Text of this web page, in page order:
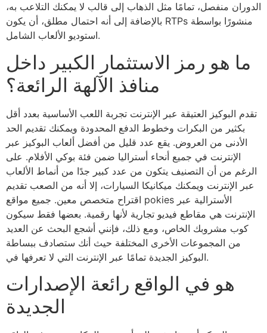
الدوران منفصل، تمامًا مثل الذهاب إلى قالب لا يمكنك التلاعب به،
بالإضافة إلى أنه احتمال مطلق، أن يكون RTPs منشورًا بواسطة
استوديو الألعاب الشامل.
ما هو رمز الاستثمار الكبير داخل
منافذ الآلهة الرائعة؟
تقدم البوكيز العتيقة عبر الإنترنت تجربة اللعب الأساسية بعدد أقل
بكثير من البكرات وخطوط الدفع المحدودة ويمكنك تقديم الحد
الأدنى من العروض. يقع عدد قليل من أفضل ألعاب البوكيز عبر
الإنترنت في جميع أنحاء أستراليا ضمن فئة بوكي الأفلام. على
الرغم من أن التصنيف يتكون من عدد كبير جدًا من أنماط الألعاب
عبر الإنترنت ويمكنك ميكانيكا السيارات، إلا أنه من الصعب تقديم
اقتراح متخصص معين. جميع مواقع pokies الأسترالية عبر
الإنترنت هي مقاطع فيديو تجارية لأنها رقمية. بعضها فقط سيكون
كوب مشروبك الخاص، ومع ذلك، فإنني أشجع البحث عن العديد
من المجموعات الأخرى المختلفة حيث أنك ستصادف ببساطة
البوكيز الجديدة تمامًا عبر الإنترنت التي لا تعرفها في.
هو في الواقع رائعة الإصدارات
الجديدة